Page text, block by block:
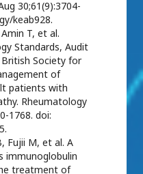
30;61(9):3704-
keab928.
T, et al.
Standards, Audit
British Society for
of
patients with
Rheumatology
1768. doi:
Fujii M, et al. A
immunoglobulin
treatment of